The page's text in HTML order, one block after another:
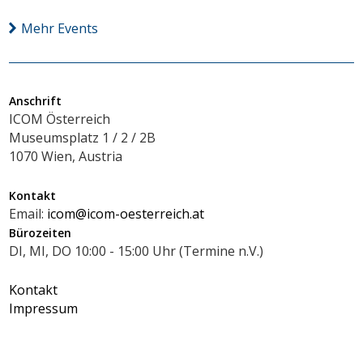
Mehr Events
Anschrift
ICOM Österreich
Museumsplatz 1 / 2 / 2B
1070 Wien, Austria
Kontakt
Email: icom@icom-oesterreich.at
Bürozeiten
DI, MI, DO 10:00 - 15:00 Uhr (Termine n.V.)
Kontakt
Impressum